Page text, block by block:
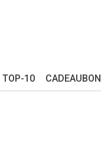
TOP-10 CADEAUBON